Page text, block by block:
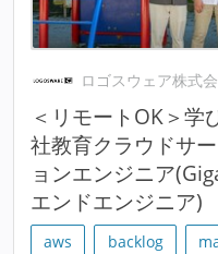
ロゴスウェア株式
＜リモートOK＞学
社教育クラウドサ
ョンエンジニア
エンドエンジニア)
aws backlog